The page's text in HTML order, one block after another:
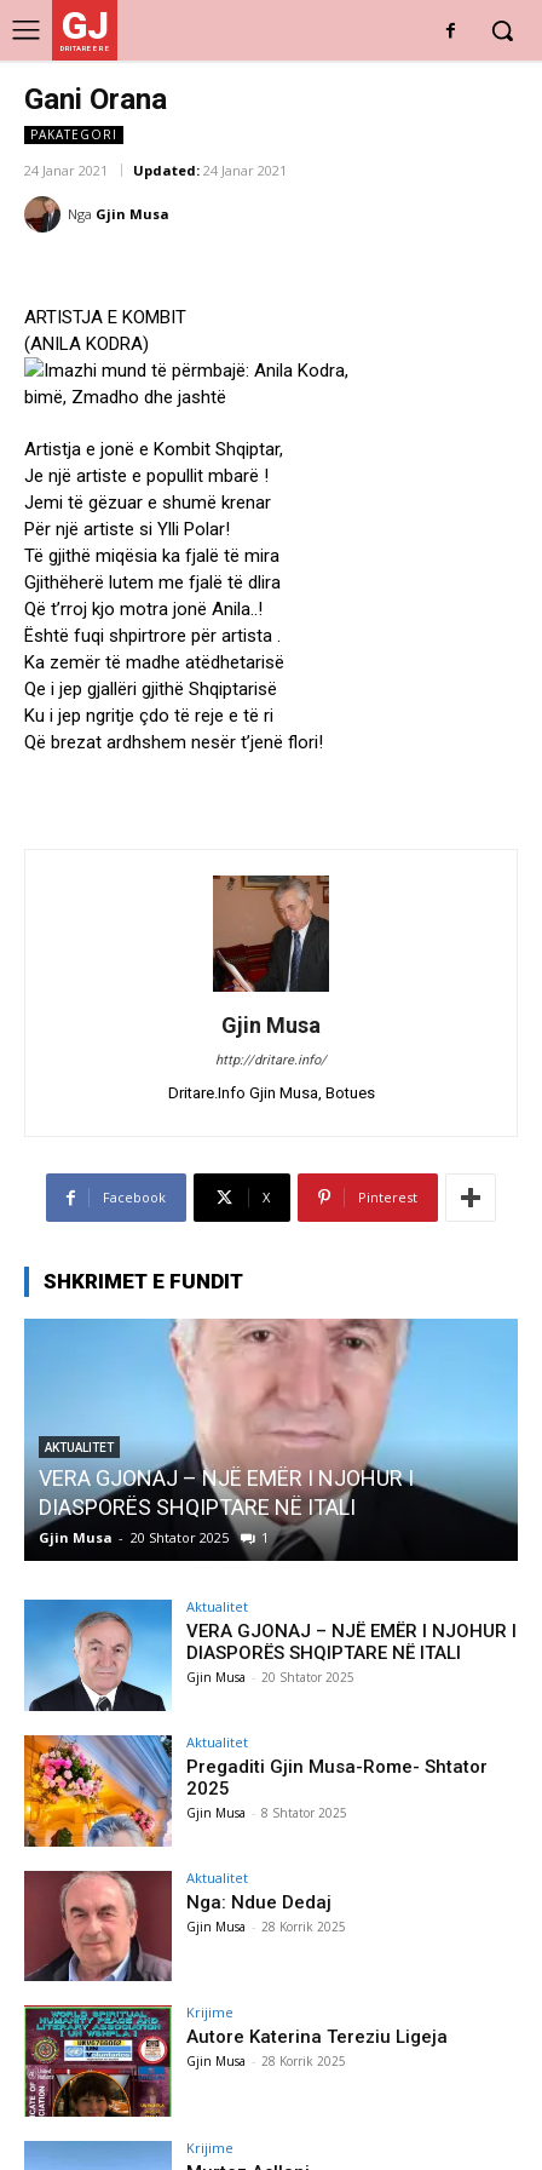
GJ
DRITARE E RE
Gani Orana
PAKATEGORI
24 Janar 2021 Updated: 24 Janar 2021
Nga Gjin Musa
ARTISTJA E KOMBIT
(ANILA KODRA)
Artistja e jonë e Kombit Shqiptar,
Je një artiste e popullit mbarë !
Jemi të gëzuar e shumë krenar
Për një artiste si Ylli Polar!
Të gjithë miqësia ka fjalë të mira
Gjithëherë lutem me fjalë të dlira
Që t’rroj kjo motra jonë Anila..!
Është fuqi shpirtrore për artista .
Ka zemër të madhe atëdhetarisë
Qe i jep gjallëri gjithë Shqiptarisë
Ku i jep ngritje çdo të reje e të ri
Që brezat ardhshem nesër t’jenë flori!
Gjin Musa
http://dritare.info/
Dritare.Info Gjin Musa, Botues
Facebook X Pinterest
SHKRIMET E FUNDIT
NJË EMËR I NJOHUR I
NË ITALI
2025 1
AKTUALITET
Pregaditi Gjin
Aktualitet
VERA GJONAJ – NJË EMËR I NJOHUR I
DIASPORËS SHQIPTARE NË ITALI
Gjin Musa - 20 Shtator 2025
Aktualitet
Pregaditi Gjin Musa-Rome- Shtator
2025
Gjin Musa - 8 Shtator 2025
Aktualitet
Nga: Ndue Dedaj
Gjin Musa - 28 Korrik 2025
Krijime
Autore Katerina Tereziu Ligeja
Gjin Musa - 28 Korrik 2025
Krijime